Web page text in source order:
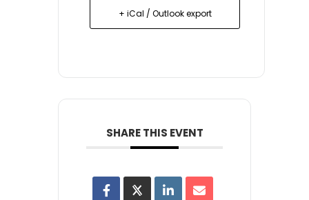
+ iCal / Outlook export
SHARE THIS EVENT